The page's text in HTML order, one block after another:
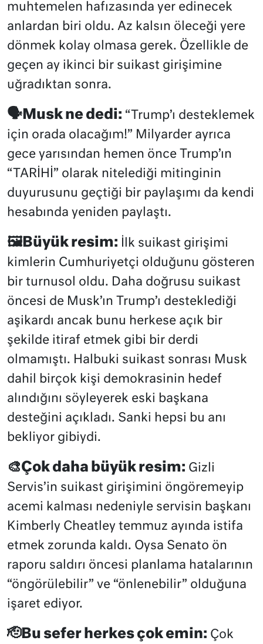
muhtemelen hafızasında yer edinecek
anlardan biri oldu. Az kalsın öleceği yere
dönmek kolay olmasa gerek. Özellikle de
geçen ay ikinci bir suikast girişimine
uğradıktan sonra.
🗣️Musk ne dedi: “Trump’ı desteklemek
için orada olacağım!” Milyarder ayrıca
gece yarısından hemen önce Trump’ın
“TARİHİ” olarak nitelediği mitinginin
duyurusunu geçtiği bir paylaşımı da kendi
hesabında yeniden paylaştı.
🖼️Büyük resim: İlk suikast girişimi
kimlerin Cumhuriyetçi olduğunu gösteren
bir turnusol oldu. Daha doğrusu suikast
öncesi de Musk’ın Trump’ı desteklediği
aşikardı ancak bunu herkese açık bir
şekilde itiraf etmek gibi bir derdi
olmamıştı. Halbuki suikast sonrası Musk
dahil birçok kişi demokrasinin hedef
alındığını söyleyerek eski başkana
desteğini açıkladı. Sanki hepsi bu anı
bekliyor gibiydi.
🎨Çok daha büyük resim: Gizli
Servis’in suikast girişimini öngöremeyip
acemi kalması nedeniyle servisin başkanı
Kimberly Cheatley temmuz ayında istifa
etmek zorunda kaldı. Oysa Senato ön
raporu saldırı öncesi planlama hatalarının
“öngörülebilir” ve “önlenebilir” olduğuna
işaret ediyor.
🫡Bu sefer herkes çok emin: Çok